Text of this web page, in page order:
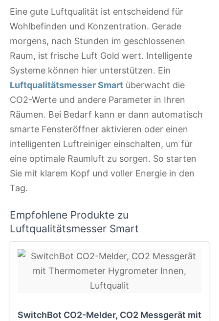
Eine gute Luftqualität ist entscheidend für
Wohlbefinden und Konzentration. Gerade
morgens, nach Stunden im geschlossenen
Raum, ist frische Luft Gold wert. Intelligente
Systeme können hier unterstützen. Ein
Luftqualitätsmesser Smart überwacht die
CO2-Werte und andere Parameter in Ihren
Räumen. Bei Bedarf kann er dann automatisch
smarte Fensteröffner aktivieren oder einen
intelligenten Luftreiniger einschalten, um für
eine optimale Raumluft zu sorgen. So starten
Sie mit klarem Kopf und voller Energie in den
Tag.
Empfohlene Produkte zu
Luftqualitätsmesser Smart
SwitchBot CO2-Melder, CO2 Messgerät mit